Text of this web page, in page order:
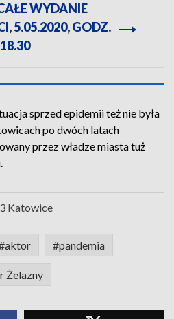
WYDANIE
5.05.2020, GODZ.
18.30
sprzed epidemii też nie była
po dwóch latach
przez władze miasta tuż
Katowice
#pandemia
Żelazny